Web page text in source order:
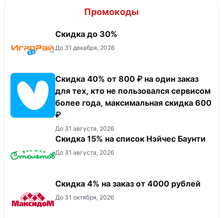
Промокоды
Скидка до 30%
До 31 декабря, 2026
Скидка 40% от 800 ₽ на один заказ
для тех, кто не пользовался сервисом
более года, максимальная скидка 600
₽
До 31 августа, 2026
Скидка 15% на список Нэйчес Баунти
До 31 августа, 2026
Скидка 4% на заказ от 4000 рублей
До 31 октября, 2026